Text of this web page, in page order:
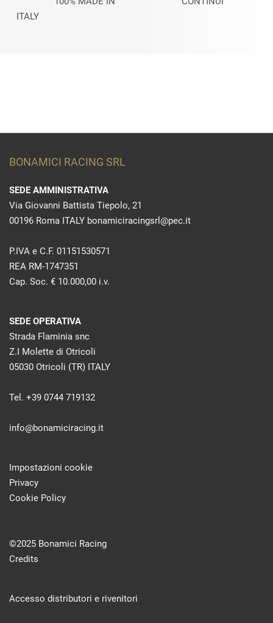
ITALY
BONAMICI RACING SRL
SEDE AMMINISTRATIVA
Via Giovanni Battista Tiepolo, 21
00196 Roma ITALY bonamiciracingsrl@pec.it
P.IVA e C.F. 01151530571
REA RM-1747351
Cap. Soc. € 10.000,00 i.v.
SEDE OPERATIVA
Strada Flaminia snc
Z.I Molette di Otricoli
05030 Otricoli (TR) ITALY
Tel. +39 0744 719132
info@bonamiciracing.it
Impostazioni cookie
Privacy
Cookie Policy
©2025 Bonamici Racing
Credits
Accesso distributori e rivenitori